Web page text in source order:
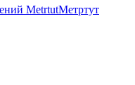
Метртут